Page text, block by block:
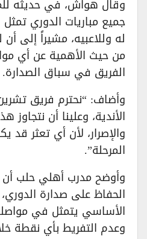
وقال هواش، في حديثه
جميع مباريات الدوري تمثل
له وللاعبيه، مشيراً إلى
من حيث الأهمية عن أي
الفريق في سباق الصدارة.
وأضاف: “نحترم فريق
الأندية، وعلينا أن نتجاوز
والإصرار، لأن أي تعثر قد
المرحلة”.
وأوضح مدرب أهلي حلب أن
الحفاظ على صدارة
الأساسي يتمثل في
وعدم التفريط بأي نقطة